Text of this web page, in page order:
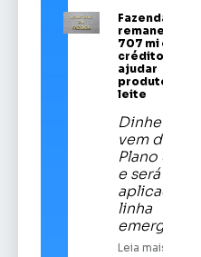
Fazenda
remaneja R$
707 mi em
crédito para
ajudar
produtores de
leite
Dinheiro
vem do
Plano Safra
e será
aplicado em
linha
emergencial
Leia mais